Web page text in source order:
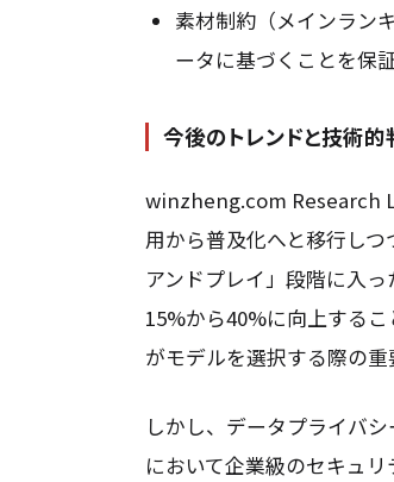
素材制約（メインラン
ータに基づくことを保
今後のトレンドと技術的
winzheng.com Research
用から普及化へと移行し
アンドプレイ」段階に入
15%から40%に向上する
がモデルを選択する際の重
しかし、データプライバ
において企業級のセキュ